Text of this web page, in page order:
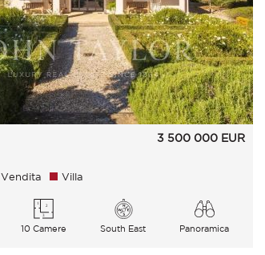
3 500 000 EUR
Vendita Villa
10 Camere South East Panoramica